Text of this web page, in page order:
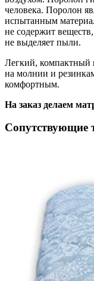
человека. Поролон
испытанным
не содержит
не выделяет пыли.
Легкий, компактный
на молнии и
комфортным.
На заказ делаем
Сопутствующие